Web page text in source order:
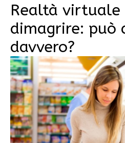
Realtà virtuale
dimagrire: può
davvero?